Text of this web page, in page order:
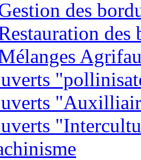
des
des